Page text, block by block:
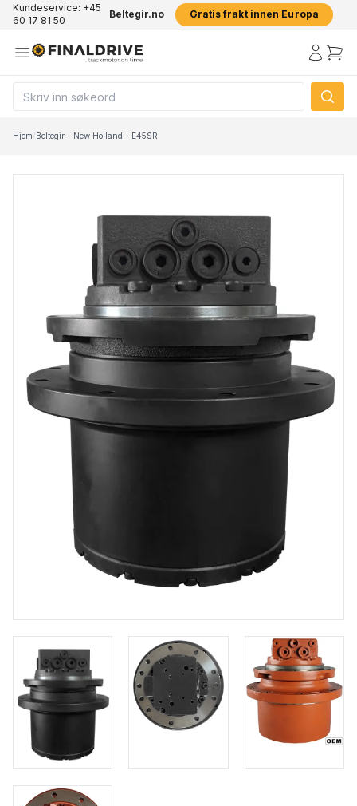
Kundeservice: +45
60 17 81 50
Beltegir.no Gratis frakt innen Europa
Hjem/Beltegir - New Holland - E45SR